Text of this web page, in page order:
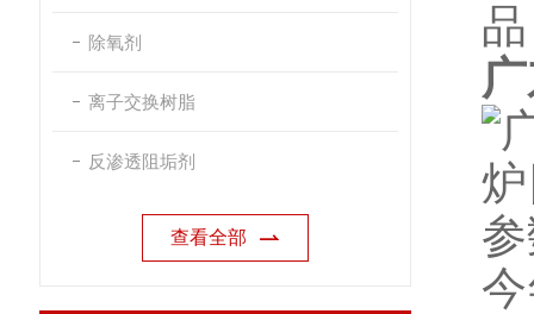
除氧剂
离子交换树脂
反渗透阻垢剂
查看全部